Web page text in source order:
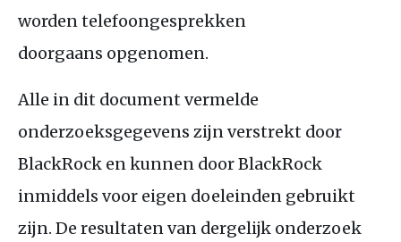
worden telefoongesprekken
doorgaans opgenomen.
Alle in dit document vermelde
onderzoeksgegevens zijn verstrekt door
BlackRock en kunnen door BlackRock
inmiddels voor eigen doeleinden gebruikt
zijn. De resultaten van dergelijk onderzoek